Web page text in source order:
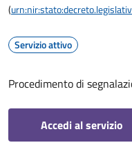
(
Servizio attivo
Procedimento di
Accedi al servizio